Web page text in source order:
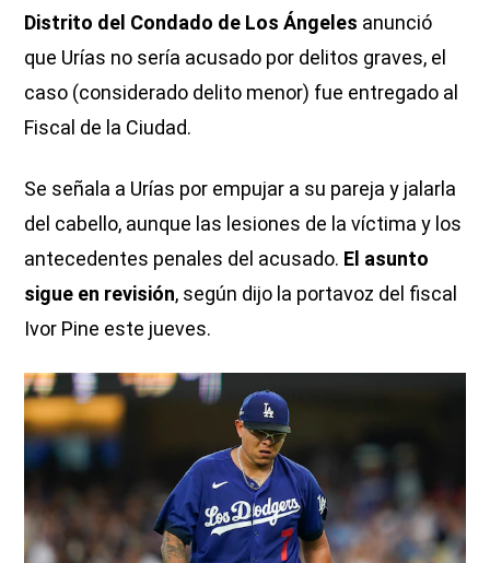
Distrito del Condado de Los Ángeles anunció
que Urías no sería acusado por delitos graves, el
caso (considerado delito menor) fue entregado al
Fiscal de la Ciudad.
Se señala a Urías por empujar a su pareja y jalarla
del cabello, aunque las lesiones de la víctima y los
antecedentes penales del acusado. El asunto
sigue en revisión, según dijo la portavoz del fiscal
Ivor Pine este jueves.